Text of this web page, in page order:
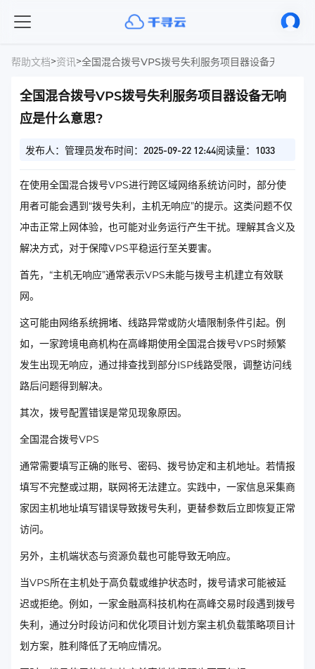
帮助文档>资讯>全国混合拨号VPS拨号失利服务项目器设备无响应是
全国混合拨号VPS拨号失利服务项目器设备无响
应是什么意思?
发布人：管理员发布时间：2025-09-22 12:44阅读量：1033
在使用全国混合拨号VPS进行跨区域网络系统访问时，部分使
用者可能会遇到“拨号失利，主机无响应”的提示。这类问题不仅
冲击正常上网体验，也可能对业务运行产生干扰。理解其含义及
解决方式，对于保障VPS平稳运行至关要害。
首先，“主机无响应”通常表示VPS未能与拨号主机建立有效联
网。
这可能由网络系统拥堵、线路异常或防火墙限制条件引起。例
如，一家跨境电商机构在高峰期使用全国混合拨号VPS时频繁
发生出现无响应，通过排查找到部分ISP线路受限，调整访问线
路后问题得到解决。
其次，拨号配置错误是常见现象原因。
全国混合拨号VPS
通常需要填写正确的账号、密码、拨号协定和主机地址。若情报
填写不完整或过期，联网将无法建立。实践中，一家信息采集商
家因主机地址填写错误导致拨号失利，更替参数后立即恢复正常
访问。
另外，主机端状态与资源负载也可能导致无响应。
当VPS所在主机处于高负载或维护状态时，拨号请求可能被延
迟或拒绝。例如，一家金融高科技机构在高峰交易时段遇到拨号
失利，通过分时段访问和优化项目计划方案主机负载策略项目计
划方案，胜利降低了无响应情况。